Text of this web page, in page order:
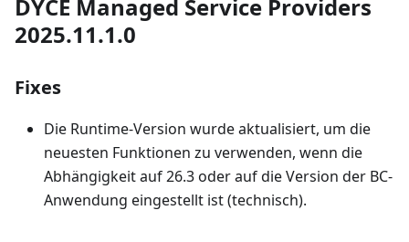
DYCE Managed Service Providers
2025.11.1.0
Fixes
Die Runtime-Version wurde aktualisiert, um die
neuesten Funktionen zu verwenden, wenn die
Abhängigkeit auf 26.3 oder auf die Version der BC-
Anwendung eingestellt ist (technisch).